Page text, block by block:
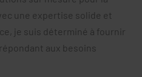
une expertise solide et
je suis déterminé à fournir
aux besoins